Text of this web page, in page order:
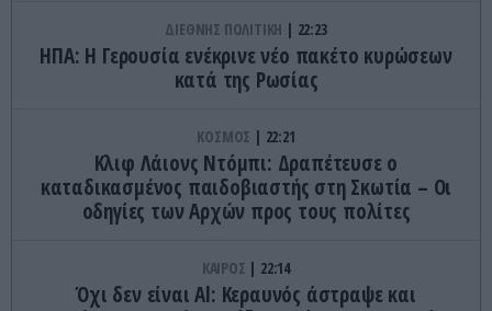
ΔΙΕΘΝΗΣ ΠΟΛΙΤΙΚΗ 22:23
ΗΠΑ: Η Γερουσία ενέκρινε νέο πακέτο κυρώσεων
κατά της Ρωσίας
ΚΟΣΜΟΣ 22:21
Κλιφ Λάιονς Ντόμπι: Δραπέτευσε ο
καταδικασμένος παιδοβιαστής στη Σκωτία – Οι
οδηγίες των Αρχών προς τους πολίτες
ΚΑΙΡΟΣ 22:14
Όχι δεν είναι Al: Κεραυνός άστραψε και